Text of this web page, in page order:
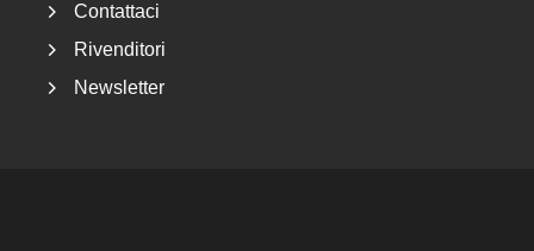
Contattaci
Rivenditori
Newsletter